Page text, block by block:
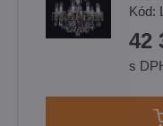
Kód:
42
s